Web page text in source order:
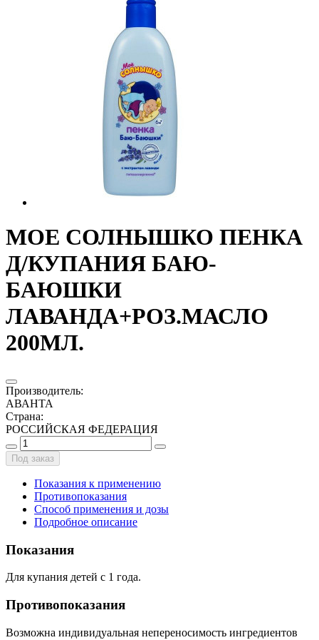
МОЕ СОЛНЫШКО ПЕНКА
Д/КУПАНИЯ БАЮ-
БАЮШКИ
ЛАВАНДА+РОЗ.МАСЛО
200МЛ.
Производитель:
АВАНТА
Страна:
РОССИЙСКАЯ ФЕДЕРАЦИЯ
Под заказ
Показания к применению
Противопоказания
Способ применения и дозы
Подробное описание
Показания
Для купания детей с 1 года.
Противопоказания
Возможна индивидуальная непереносимость ингредиентов